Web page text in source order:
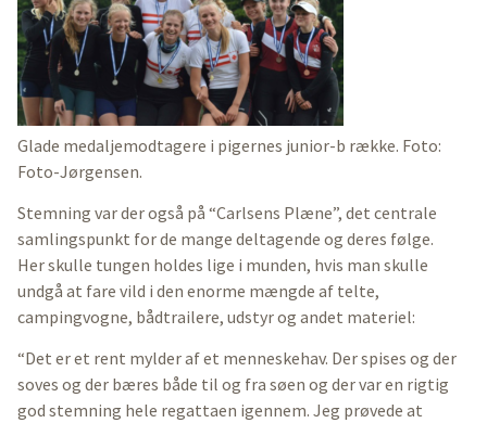
Glade medaljemodtagere i pigernes junior-b række. Foto:
Foto-Jørgensen.
Stemning var der også på “Carlsens Plæne”, det centrale
samlingspunkt for de mange deltagende og deres følge.
Her skulle tungen holdes lige i munden, hvis man skulle
undgå at fare vild i den enorme mængde af telte,
campingvogne, bådtrailere, udstyr og andet materiel:
“Det er et rent mylder af et menneskehav. Der spises og der
soves og der bæres både til og fra søen og der var en rigtig
god stemning hele regattaen igennem. Jeg prøvede at